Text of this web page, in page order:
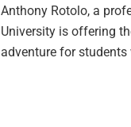
Anthony Rotolo, a
University is offering
adventure for